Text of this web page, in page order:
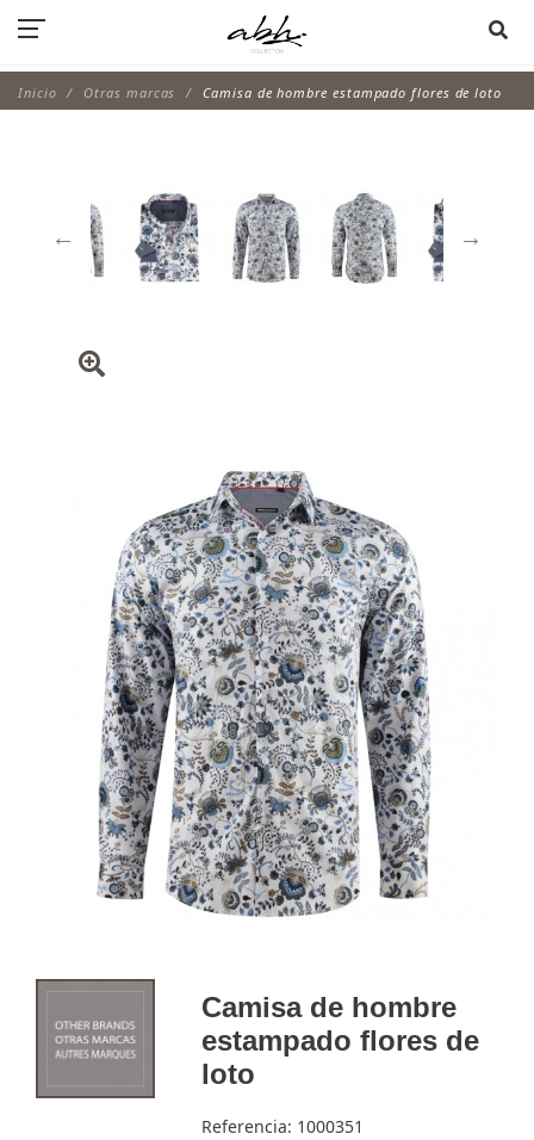
Inicio Otras marcas Camisa de hombre estampado flores de loto
Camisa de hombre
estampado flores de
loto
Referencia: 1000351